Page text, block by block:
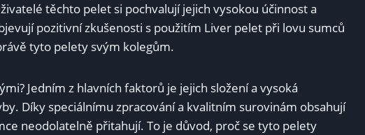
těchto pelet si pochvalují jejich vysokou účinnost a
pozitivní zkušenosti s použitím Liver pelet při lovu sumců
tyto pelety svým kolegům.
Jedním z hlavních faktorů je​ jejich složení a vysoká
Díky speciálnímu zpracování a ‍kvalitním surovinám obsahují
neodolatelně přitahují.⁤ To je ​důvod, proč se tyto pelety